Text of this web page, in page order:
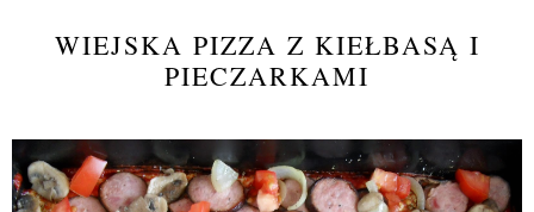
WIEJSKA PIZZA Z KIEŁBASĄ I
PIECZARKAMI